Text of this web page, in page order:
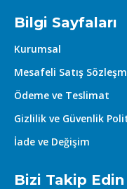
Bilgi Sayfaları
Kurumsal
Mesafeli Satış
Ödeme ve Teslimat
Gizlilik ve Güvenlik
İade ve Değişim
Bizi Takip Edin